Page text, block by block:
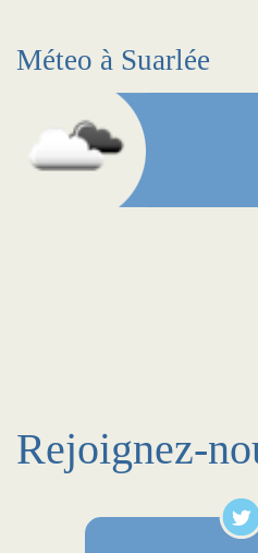
Méteo à Suarlée
Rejoignez-